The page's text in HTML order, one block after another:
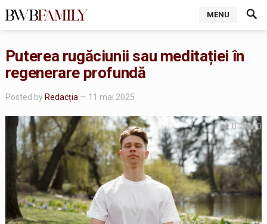
MENU
Puterea rugăciunii sau meditației în
regenerare profundă
Posted by Redacția — 11 mai 2025
0
0